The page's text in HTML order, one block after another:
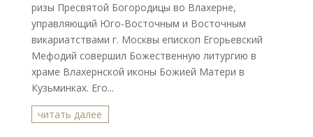
ризы Пресвятой Богородицы во Влахерне,
управляющий Юго-Восточным и Восточным
викариатствами г. Москвы епископ Егорьевский
Мефодий совершил Божественную литургию в
храме Влахернской иконы Божией Матери в
Кузьминках. Его...
читать далее